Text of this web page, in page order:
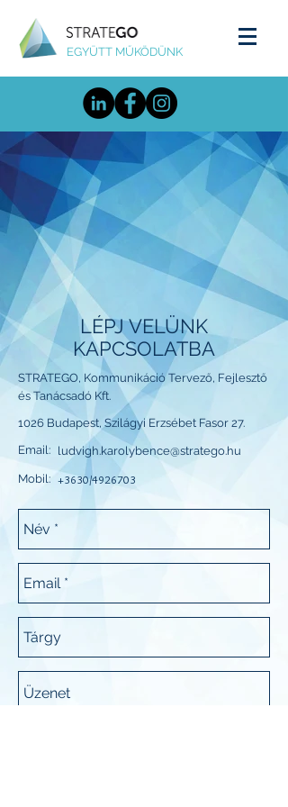
EGYÜTT MŰKÖDÜNK
LÉPJ VELÜNK
KAPCSOLATBA
1026 Budapest, Szilágyi Erzsébet Fasor 27.
STRATEGO, Kommunikáció Tervező, Fejlesztő
és Tanácsadó Kft.
Email: ludvigh.karolybence@stratego.hu
Mobil: +3630/4926703